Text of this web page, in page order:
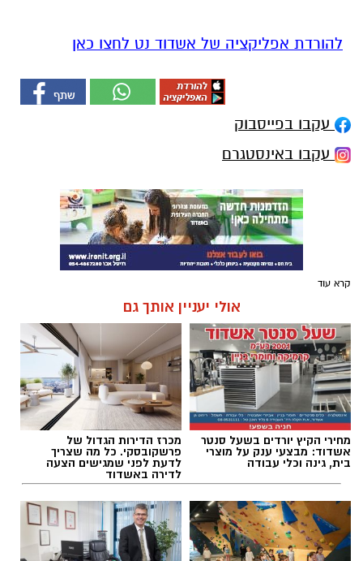
להורדת אפליקציה של אשדוד נט לחצו כאן
עקבו בפייסבוק
עקבו באינסטגרם
קרא עוד
אולי יעניין אותך גם
מחירי הקיץ יורדים בשעל סנטר
אשדוד: מבצעי ענק על מוצרי
בית, גינה וכלי עבודה
מכרז הדירות הגדול של
פרשקובסקי. כל מה שצריך
לדעת לפני שמגישים הצעה
לדירה באשדוד